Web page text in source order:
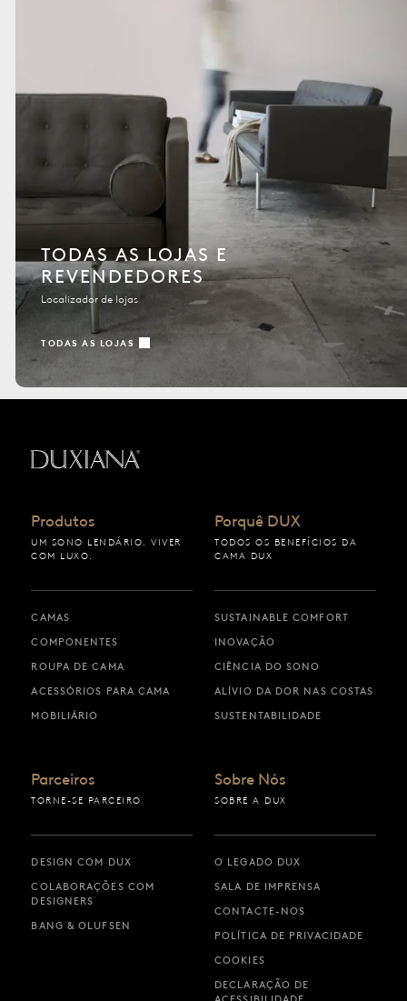
TODAS AS LOJAS E
REVENDEDORES
Localizador de lojas
TODAS AS LOJAS
Produtos
UM SONO LENDÁRIO. VIVER
COM LUXO.
CAMAS
COMPONENTES
ROUPA DE CAMA
ACESSÓRIOS PARA CAMA
MOBILIÁRIO
Porquê DUX
TODOS OS BENEFÍCIOS DA
CAMA DUX
SUSTAINABLE COMFORT
INOVAÇÃO
CIÊNCIA DO SONO
ALÍVIO DA DOR NAS COSTAS
SUSTENTABILIDADE
Parceiros
TORNE-SE PARCEIRO
DESIGN COM DUX
COLABORAÇÕES COM
DESIGNERS
BANG & OLUFSEN
Sobre Nós
SOBRE A DUX
O LEGADO DUX
SALA DE IMPRENSA
CONTACTE-NOS
POLÍTICA DE PRIVACIDADE
COOKIES
DECLARAÇÃO DE